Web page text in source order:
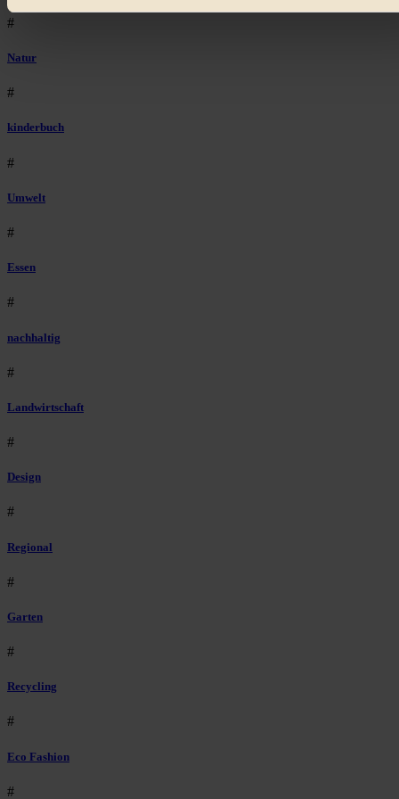
externen Plattformen anzuzeigen, oder auch, um Werbung
Bist du damit einverstanden?
#
Natur
#
kinderbuch
#
Umwelt
#
Essen
#
nachhaltig
#
Landwirtschaft
#
Design
#
Regional
#
Garten
#
Recycling
#
Eco Fashion
#